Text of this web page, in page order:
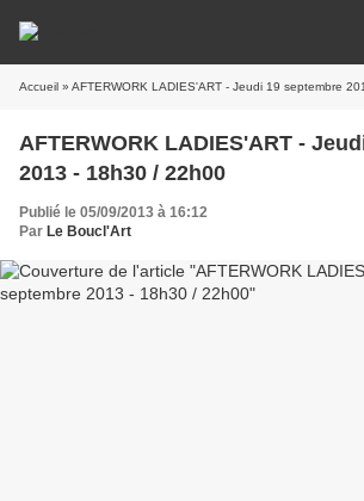
Accueil » AFTERWORK LADIES'ART - Jeudi 19 septembre
AFTERWORK LADIES'ART -
2013 - 18h30 / 22h00
Publié le 05/09/2013 à 16:12
Par Le Boucl'Art